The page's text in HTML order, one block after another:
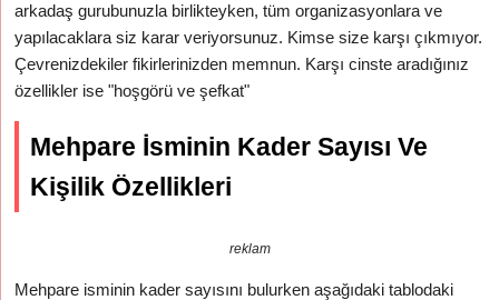
arkadaş gurubunuzla birlikteyken, tüm organizasyonlara ve
yapılacaklara siz karar veriyorsunuz. Kimse size karşı çıkmıyor.
Çevrenizdekiler fikirlerinizden memnun. Karşı cinste aradığınız
özellikler ise "hoşgörü ve şefkat"
Mehpare İsminin Kader Sayısı Ve
Kişilik Özellikleri
reklam
Mehpare isminin kader sayısını bulurken aşağıdaki tablodaki